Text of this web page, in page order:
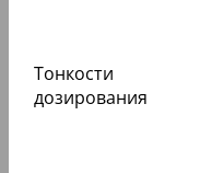
Тонкости
дозирования